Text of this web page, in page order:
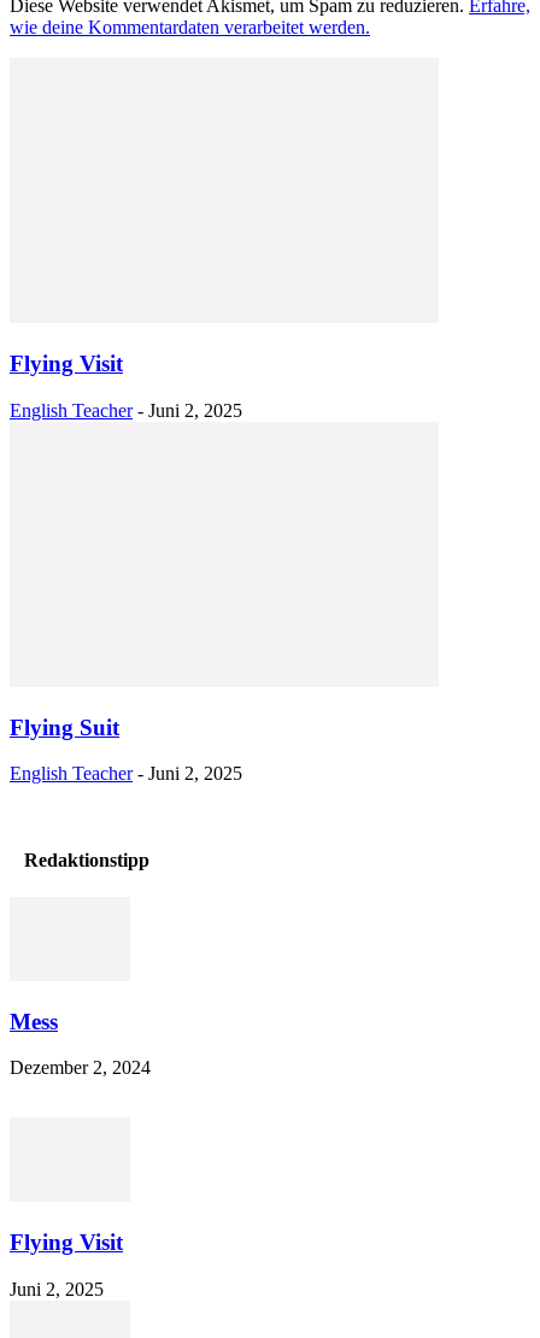
Diese Website verwendet Akismet, um Spam zu reduzieren. Erfahre,
wie deine Kommentardaten verarbeitet werden.
Flying Visit
English Teacher - Juni 2, 2025
Flying Suit
English Teacher - Juni 2, 2025
Redaktionstipp
Mess
Dezember 2, 2024
Flying Visit
Juni 2, 2025